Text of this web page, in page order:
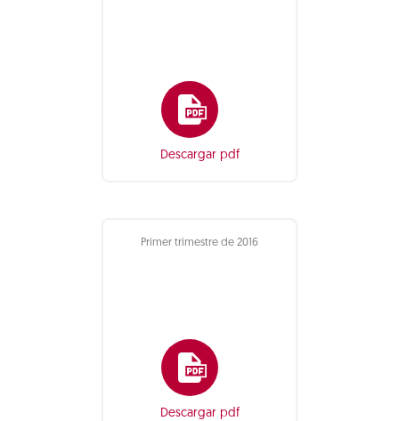
Descargar pdf
Primer trimestre de 2016
Descargar pdf